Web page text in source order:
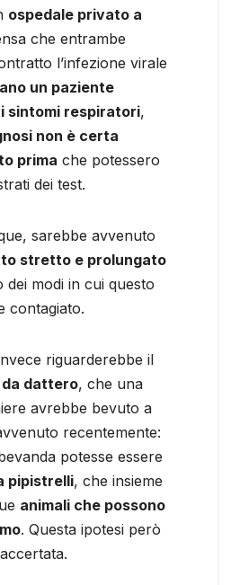
ospedale privato a
che entrambe
l’infezione virale
un paziente
sintomi respiratori,
non è certa
prima che potessero
dei test.
sarebbe avvenuto
stretto e prolungato
dei modi in cui questo
contagiato.
riguarderebbe il
da dattero, che una
avrebbe bevuto a
recentemente:
potesse essere
pipistrelli, che insieme
animali che possono
. Questa ipotesi però